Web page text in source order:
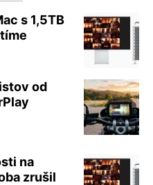
s 1,5TB
od
na
zrušil